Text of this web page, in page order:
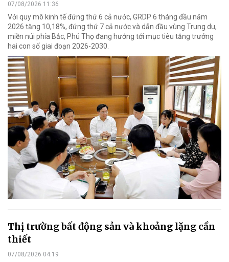
07/08/2026 11:36
Với quy mô kinh tế đứng thứ 6 cả nước, GRDP 6 tháng đầu năm
2026 tăng 10,18%, đứng thứ 7 cả nước và dẫn đầu vùng Trung du,
miền núi phía Bắc, Phú Thọ đang hướng tới mục tiêu tăng trưởng
hai con số giai đoạn 2026-2030.
Thị trường bất động sản và khoảng lặng cần
thiết
07/08/2026 04:19